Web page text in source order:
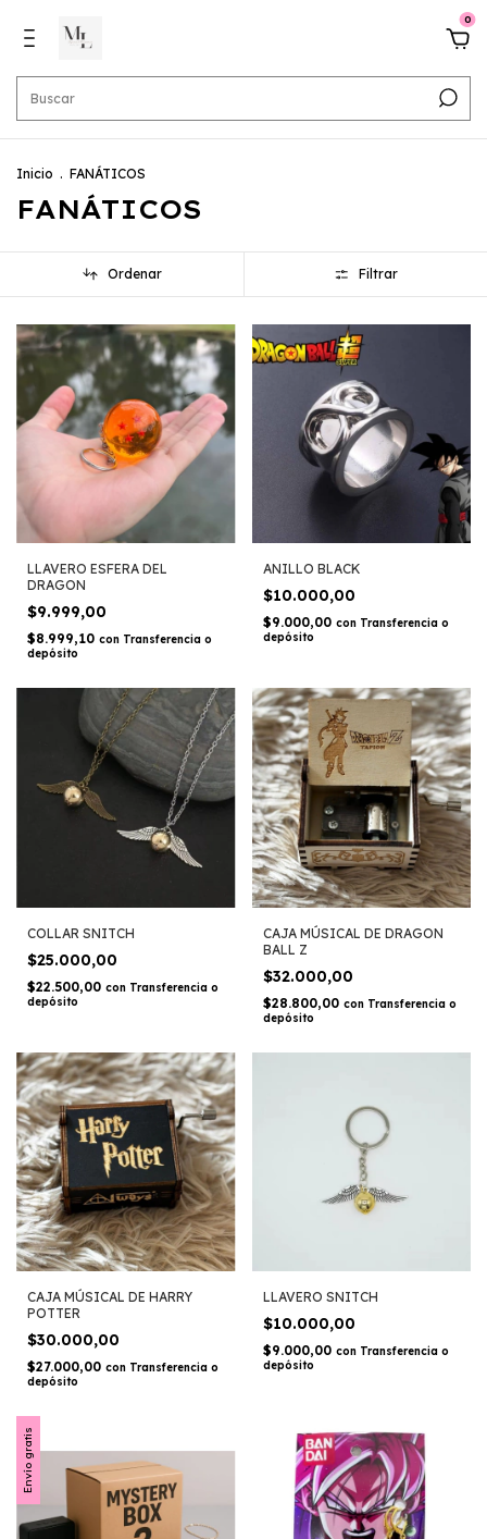
0
Inicio . FANÁTICOS
FANÁTICOS
Ordenar Filtrar
LLAVERO ESFERA DEL
DRAGON
$9.999,00
$8.999,10 con Transferencia o
depósito
ANILLO BLACK
$10.000,00
$9.000,00 con Transferencia o
depósito
COLLAR SNITCH
$25.000,00
$22.500,00 con Transferencia o
depósito
CAJA MÚSICAL DE DRAGON
BALL Z
$32.000,00
$28.800,00 con Transferencia o
depósito
CAJA MÚSICAL DE HARRY
POTTER
$30.000,00
$27.000,00 con Transferencia o
depósito
LLAVERO SNITCH
$10.000,00
$9.000,00 con Transferencia o
depósito
Envío gratis